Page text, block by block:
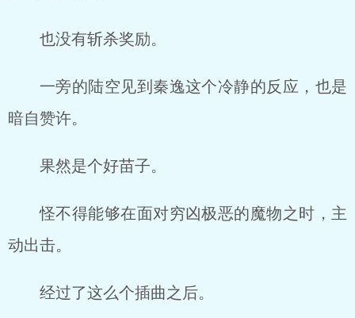
也没有斩杀奖励。
一旁的陆空见到秦逸这个冷静的反应，也是
暗自赞许。
果然是个好苗子。
怪不得能够在面对穷凶极恶的魔物之时，主
动出击。
经过了这么个插曲之后。